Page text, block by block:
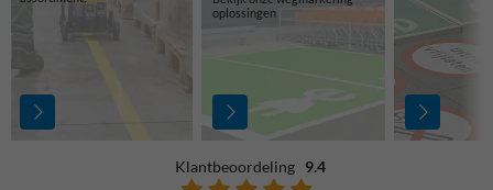
oplossingen
Klantbeoordeling 9.4